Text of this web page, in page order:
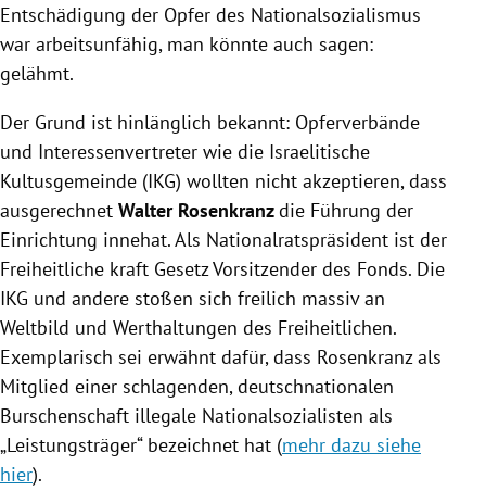
Entschädigung der Opfer des Nationalsozialismus
war arbeitsunfähig, man könnte auch sagen:
gelähmt.
Der Grund ist hinlänglich bekannt: Opferverbände
und Interessenvertreter wie die Israelitische
Kultusgemeinde (IKG) wollten nicht akzeptieren, dass
ausgerechnet Walter Rosenkranzdie Führung der
Einrichtung innehat. Als Nationalratspräsident ist der
Freiheitliche kraft Gesetz Vorsitzender des Fonds. Die
IKG und andere stoßen sich freilich massiv an
Weltbild und Werthaltungen des Freiheitlichen.
Exemplarisch sei erwähnt dafür, dass Rosenkranz als
Mitglied einer schlagenden, deutschnationalen
Burschenschaft illegale Nationalsozialisten als
„Leistungsträger“ bezeichnet hat (mehr dazu siehe
hier).